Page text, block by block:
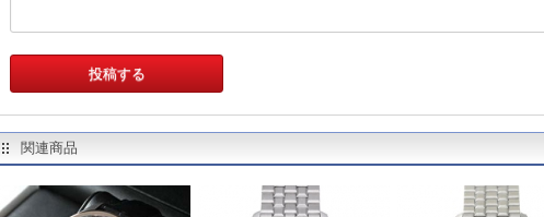
関連商品